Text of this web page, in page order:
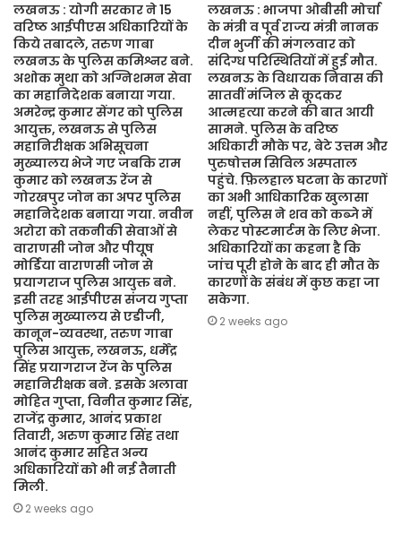
लखनऊ : योगी सरकार ने 15
वरिष्ठ आईपीएस अधिकारियों के
किये तबादले, तरुण गाबा
लखनऊ के पुलिस कमिश्नर बने.
अशोक मुथा को अग्निशमन सेवा
का महानिदेशक बनाया गया.
अमरेन्द्र कुमार सेंगर को पुलिस
आयुक्त, लखनऊ से पुलिस
महानिरीक्षक अभिसूचना
मुख्यालय भेजे गए जबकि राम
कुमार को लखनऊ रेंज से
गोरखपुर जोन का अपर पुलिस
महानिदेशक बनाया गया. नवीन
अरोरा को तकनीकी सेवाओं से
वाराणसी जोन और पीयूष
मोर्डिया वाराणसी जोन से
प्रयागराज पुलिस आयुक्त बने.
इसी तरह आईपीएस संजय गुप्ता
पुलिस मुख्यालय से एडीजी,
कानून-व्यवस्था, तरुण गाबा
पुलिस आयुक्त, लखनऊ, धर्मेंद्र
सिंह प्रयागराज रेंज के पुलिस
महानिरीक्षक बने. इसके अलावा
मोहित गुप्ता, विनीत कुमार सिंह,
राजेंद्र कुमार, आनंद प्रकाश
तिवारी, अरुण कुमार सिंह तथा
आनंद कुमार सहित अन्य
अधिकारियों को भी नई तैनाती
मिली.
2 weeks ago
लखनऊ : भाजपा ओबीसी मोर्चा
के मंत्री व पूर्व राज्य मंत्री नानक
दीन भुर्जी की मंगलवार को
संदिग्ध परिस्थितियों में हुई मौत.
लखनऊ के विधायक निवास की
सातवीं मंजिल से कूदकर
आत्महत्या करने की बात आयी
सामने. पुलिस के वरिष्ठ
अधिकारी मौके पर, बेटे उत्तम और
पुरुषोत्तम सिविल अस्पताल
पहुंचे. फ़िलहाल घटना के कारणों
का अभी आधिकारिक खुलासा
नहीं, पुलिस ने शव को कब्जे में
लेकर पोस्टमार्टम के लिए भेजा.
अधिकारियों का कहना है कि
जांच पूरी होने के बाद ही मौत के
कारणों के संबंध में कुछ कहा जा
सकेगा.
2 weeks ago